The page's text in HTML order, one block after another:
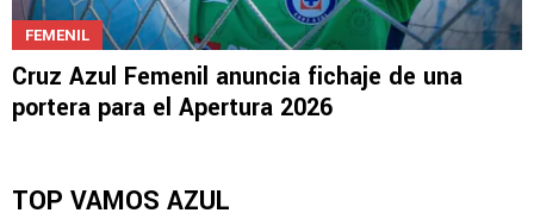
FEMENIL
Cruz Azul Femenil anuncia fichaje de una
portera para el Apertura 2026
TOP VAMOS AZUL